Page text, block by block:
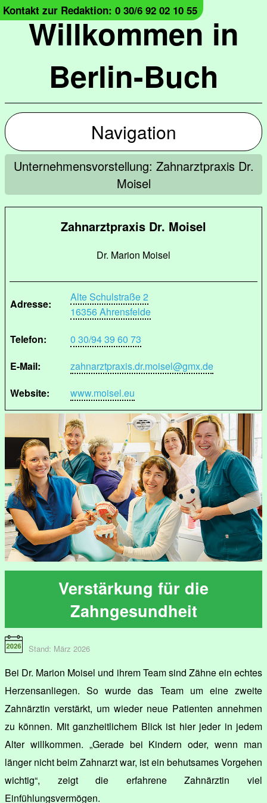
Willkommen in
Berlin-Buch
Kontakt zur Redaktion: 0 30/6 92 02 10 55
Navigation
Unternehmensvorstellung: Zahnarztpraxis Dr.
Moisel
Zahnarztpraxis Dr. Moisel
Dr. Marion Moisel
Adresse:
Alte Schulstraße 2
16356 Ahrensfelde
Telefon:
0 30/94 39 60 73
E-Mail:
zahnarztpraxis.dr.moisel@gmx.de
Website:
www.moisel.eu
Verstärkung für die
Zahngesundheit
Stand: März 2026
Bei Dr. Marion Moisel und ihrem Team sind Zähne ein echtes
Herzensanliegen. So wurde das Team um eine zweite
Zahnärztin verstärkt, um wieder neue Patienten annehmen
zu können. Mit ganzheitlichem Blick ist hier jeder in jedem
Alter willkommen. „Gerade bei Kindern oder, wenn man
länger nicht beim Zahnarzt war, ist ein behutsames Vorgehen
wichtig“, zeigt die erfahrene Zahnärztin viel
Einfühlungsvermögen.